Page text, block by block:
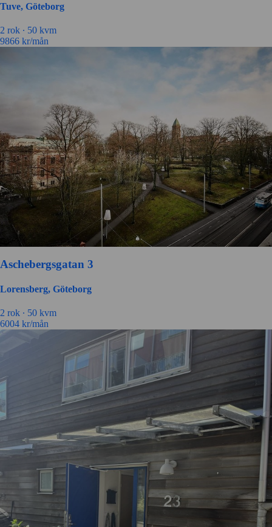
Tuve, Göteborg
2 rok ∙ 50 kvm
9866 kr/mån
Aschebergsgatan 3
Lorensberg, Göteborg
2 rok ∙ 50 kvm
6004 kr/mån